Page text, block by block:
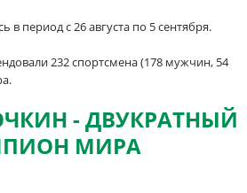
в период с 26 августа по 5 сентября.
232 спортсмена (178 мужчин, 54
- ДВУКРАТНЫЙ
МИРА